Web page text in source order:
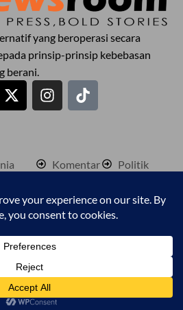
yang beroperasi secara
prinsip-prinsip kebebasan
berani.
Komentar
Palestine
Pendidkan
Politik
Sukan
Malaya Newsroom